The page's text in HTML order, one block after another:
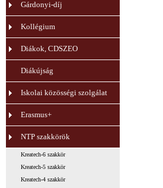
Gárdonyi-díj
Kollégium
Diákok, CDSZEO
Diákújság
Iskolai közösségi szolgálat
Erasmus+
NTP szakkörök
Kreatech-6 szakkör
Kreatech-5 szakkör
Kreatech-4 szakkör